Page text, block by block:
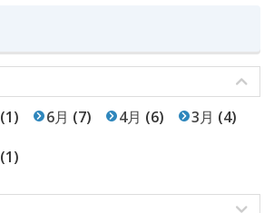
(1) 6月 (7) 4月 (6) 3月 (4)
(1)